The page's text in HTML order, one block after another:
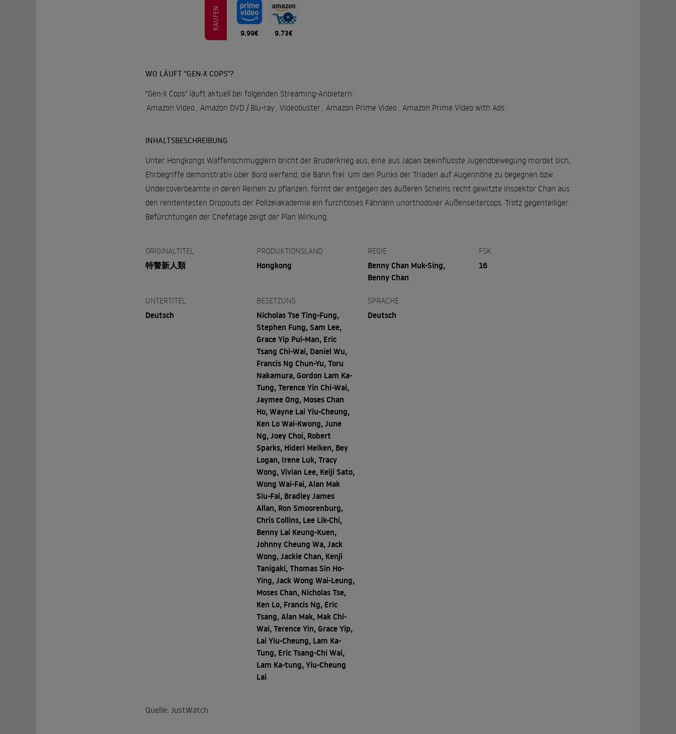
KAUFEN
9.99€ 9.73€
WO LÄUFT "GEN-X COPS"?
"Gen-X Cops" läuft aktuell bei folgenden Streaming-Anbietern:
Amazon Video
Amazon DVD / Blu-ray Videobuster Amazon Prime Video Amazon Prime Video with Ads
INHALTSBESCHREIBUNG
Unter Hongkongs Waffenschmugglern bricht der Bruderkrieg aus, eine aus Japan beeinflusste Jugendbewegung mordet sich,
Ehrbegriffe demonstrativ über Bord werfend, die Bahn frei. Um den Punks der Triaden auf Augenhöhe zu begegnen bzw.
Undercoverbeamte in deren Reihen zu pflanzen, formt der entgegen des äußeren Scheins recht gewitzte Inspektor Chan aus
den renitentesten Dropouts der Polizeiakademie ein furchtloses Fähnlein unorthodoxer Außenseitercops. Trotz gegenteiliger
Befürchtungen der Chefetage zeigt der Plan Wirkung.
ORIGINALTITEL
特警新人類
PRODUKTIONSLAND
Hongkong
REGIE
Benny Chan Muk-Sing,
Benny Chan
FSK
16
UNTERTITEL
Deutsch
BESETZUNG
Nicholas Tse Ting-Fung,
Stephen Fung, Sam Lee,
Grace Yip Pui-Man, Eric
Tsang Chi-Wai, Daniel Wu,
Francis Ng Chun-Yu, Toru
Nakamura, Gordon Lam Ka-
Tung, Terence Yin Chi-Wai,
Jaymee Ong, Moses Chan
Ho, Wayne Lai Yiu-Cheung,
Ken Lo Wai-Kwong, June
Ng, Joey Choi, Robert
Sparks, Hideri Meiken, Bey
Logan, Irene Luk, Tracy
Wong, Vivian Lee, Keiji Sato,
Wong Wai-Fai, Alan Mak
Siu-Fai, Bradley James
Allan, Ron Smoorenburg,
Chris Collins, Lee Lik-Chi,
Benny Lai Keung-Kuen,
Johnny Cheung Wa, Jack
Wong, Jackie Chan, Kenji
Tanigaki, Thomas Sin Ho-
Ying, Jack Wong Wai-Leung,
Moses Chan, Nicholas Tse,
Ken Lo, Francis Ng, Eric
Tsang, Alan Mak, Mak Chi-
Wai, Terence Yin, Grace Yip,
Lai Yiu-Cheung, Lam Ka-
Tung, Eric Tsang-Chi Wai,
Lam Ka-tung, Yiu-Cheung
Lai
SPRACHE
Deutsch
Quelle: JustWatch